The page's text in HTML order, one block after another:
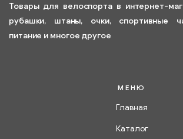
Товары для велоспорта в интернет-
рубашки, штаны, очки, спортивные
питание и многое другое
МЕНЮ
Главная
Каталог